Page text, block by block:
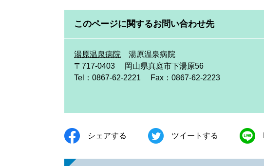
このページに関するお問い合わせ先
湯原温泉病院
湯原温泉病院
〒717-0403
岡山県真庭市下湯原56
Tel：0867-62-2221
Fax：0867-62-2223
シェアする ツイートする